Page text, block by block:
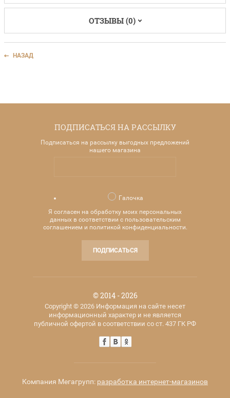
ОТЗЫВЫ (0)
НАЗАД
ПОДПИСАТЬСЯ НА РАССЫЛКУ
Подписаться на рассылку выгодных предложений
нашего магазина
Галочка
Я согласен на обработку моих персональных
данных в соответствии с пользовательским
соглашением и политикой конфиденциальности.
ПОДПИСАТЬСЯ
© 2014 - 2026
Copyright © 2026 Информация на сайте несет
информационный характер и не является
публичной офертой в соответствии со ст. 437 ГК РФ
Компания Мегагрупп: разработка интернет-магазинов